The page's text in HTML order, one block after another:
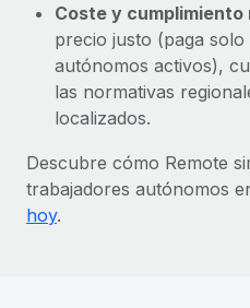
Coste y cumplimiento
precio justo (paga
autónomos activos),
las normativas
localizados.
Descubre cómo Remote
trabajadores autónomos
hoy.